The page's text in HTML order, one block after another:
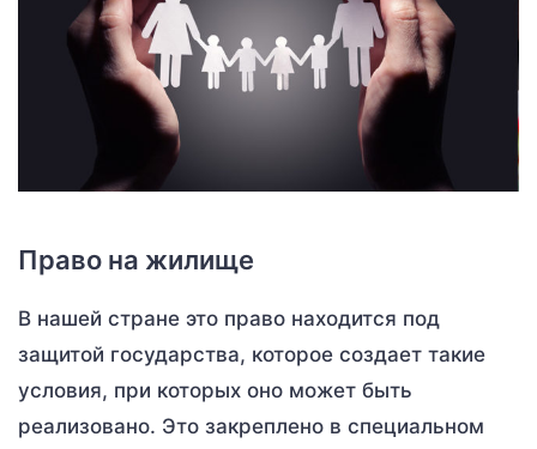
Право на жилище
В нашей стране это право находится под
защитой государства, которое создает такие
условия, при которых оно может быть
реализовано. Это закреплено в специальном